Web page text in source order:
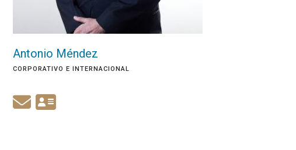
Antonio Méndez
CORPORATIVO E INTERNACIONAL